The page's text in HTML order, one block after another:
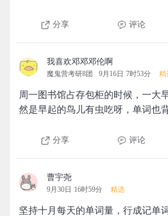
分享 评论
我喜欢邓邓邓伦啊
魔鬼营考研8团 9月16日 7时53分 精
周一图书馆占存包柜的时候，一大
然是早起的鸟儿有虫吃呀，单词也
分享 评论
曹宇尧
9月30日 16时59分 精选
坚持十月每天的单词量，行成记单